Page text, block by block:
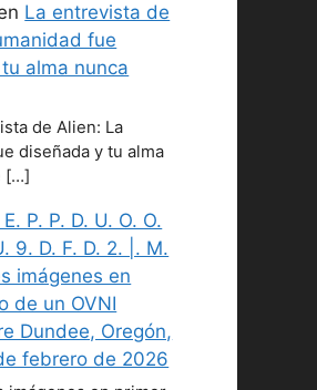
La entrevista de
fue
alma nunca
de Alien: La
diseñada y tu alma
[…]
P. P. D. U. O. O.
9. D. F. D. 2. |. M.
imágenes en
de un OVNI
Dundee, Oregón,
febrero de 2026